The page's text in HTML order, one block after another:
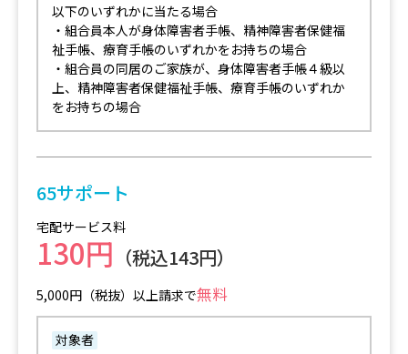
以下のいずれかに当たる場合
・組合員本人が身体障害者手帳、精神障害者保健福
祉手帳、療育手帳のいずれかをお持ちの場合
・組合員の同居のご家族が、身体障害者手帳４級以
上、精神障害者保健福祉手帳、療育手帳のいずれか
をお持ちの場合
65サポート
宅配サービス料
130円 （税込143円）
5,000円（税抜）以上請求で無料
対象者